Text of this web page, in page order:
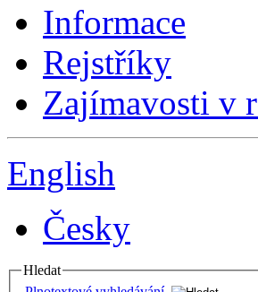
Informace
Rejstříky
Zajímavosti v
English
Česky
Hledat